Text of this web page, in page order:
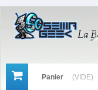
Panier (VIDE)Fr